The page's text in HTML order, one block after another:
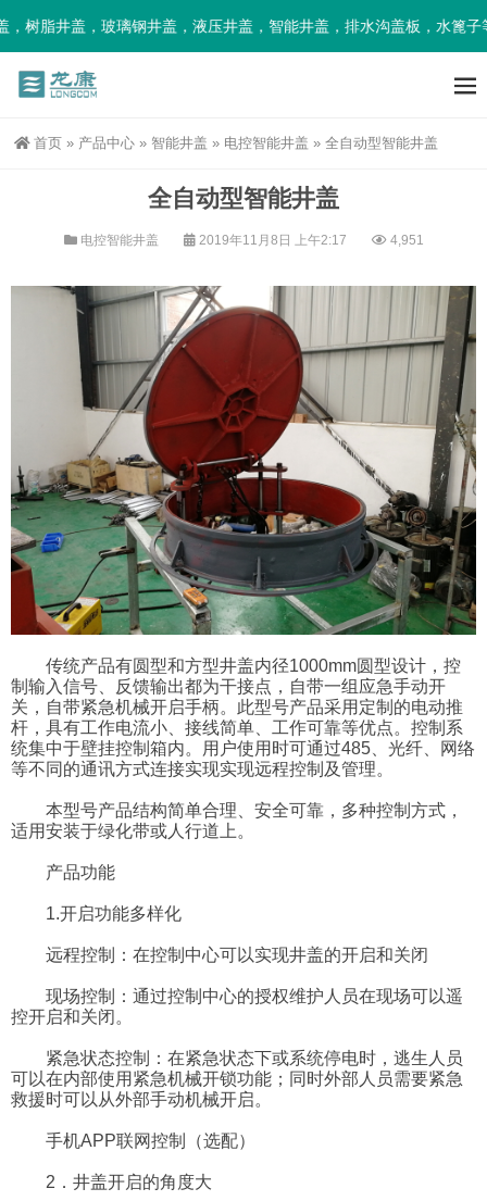
井盖，玻璃钢井盖，液压井盖，智能井盖，排水沟盖板，水篦子等
首页 » 产品中心 » 智能井盖 » 电控智能井盖 » 全自动型智能井盖
全自动型智能井盖
电控智能井盖 2019年11月8日 上午2:17 4,951
传统产品有圆型和方型井盖内径1000mm圆型设计，控
制输入信号、反馈输出都为干接点，自带一组应急手动开
关，自带紧急机械开启手柄。此型号产品采用定制的电动推
杆，具有工作电流小、接线简单、工作可靠等优点。控制系
统集中于壁挂控制箱内。用户使用时可通过485、光纤、网络
等不同的通讯方式连接实现实现远程控制及管理。
本型号产品结构简单合理、安全可靠，多种控制方式，
适用安装于绿化带或人行道上。
产品功能
1.开启功能多样化
远程控制：在控制中心可以实现井盖的开启和关闭
现场控制：通过控制中心的授权维护人员在现场可以遥
控开启和关闭。
紧急状态控制：在紧急状态下或系统停电时，逃生人员
可以在内部使用紧急机械开锁功能；同时外部人员需要紧急
救援时可以从外部手动机械开启。
手机APP联网控制（选配）
2．井盖开启的角度大